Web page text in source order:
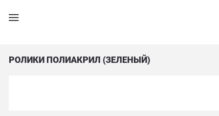
РОЛИКИ ПОЛИАКРИЛ (ЗЕЛЕНЫЙ)